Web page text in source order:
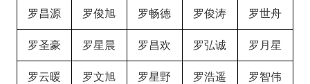
罗昌源 罗俊旭 罗畅德 罗俊涛 罗世舟
罗圣豪 罗星晨 罗昌欢 罗弘诚 罗月星
罗云暖 罗文旭 罗星野 罗浩遥 罗智伟